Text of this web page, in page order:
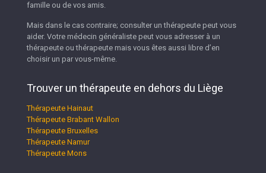
famille ou de vos amis.
Mais dans le cas contraire; consulter un thérapeute peut vous
aider. Votre médecin généraliste peut vous adresser à un
thérapeute ou thérapeute mais vous êtes aussi libre d’en
choisir un par vous-même.
Trouver un thérapeute en dehors du Liège
Thérapeute Hainaut
Thérapeute Brabant Wallon
Thérapeute Bruxelles
Thérapeute Namur
Thérapeute Mons